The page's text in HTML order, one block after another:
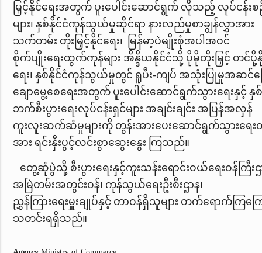
မြှင့်နိုင်ရေးအတွက် ပူးပေါင်းဆောင်ရွက် လိုသည့် လုပ်ငန်းစ
များ၊ နှစ်နိုင်ငံကုန်သွယ်မှုဆိုင်ရာ နားလည်မှုစာချွန်လွှာအား
သက်တမ်း တိုးမြှင့်နိုင်ရေး၊
မြန်မာ့ပဲမျိုးစုံအပါအဝင်
စိုက်ပျိုးရေးထွက်ကုန်များ အိန္ဒိယနိုင်ငံသို့ ပိုမိုတိုးမြှင့် တင်ပို့
ရေး၊ နှစ်နိုင်ငံကုန်သွယ်မှုတွင် ရူပီး-ကျပ် အသုံးပြုမှုအဆင်ပ
ချောမွေ့စေရေးအတွက် ပူးပေါင်းဆောင်ရွက်သွားရေးနှင့် နှ
ဘက်စီးပွားရေးလုပ်ငန်းရှင်များ အချင်းချင်း အပြန်အလှန်
ကူးလူးဆက်ဆံမှုများကို တွန်းအားပေးဆောင်ရွက်သွားရေ
အား ရင်းနှီးပွင့်လင်းစွာဆွေးနွေး ကြသည်။
တွေ့ဆုံပွဲသို့ စီးပွားရေးနှင့်ကူးသန်းရောင်းဝယ်ရေးဝန်ကြီးဌ
အမြဲတမ်းအတွင်းဝန်၊ ကုန်သွယ်ရေးဦးစီးဌာန၊
ညွှန်ကြားရေးမှူးချုပ်နှင့် တာဝန်ရှိသူများ တက်ရောက်ကြကြ
သတင်းရရှိသည်။